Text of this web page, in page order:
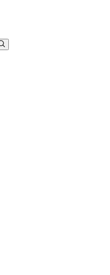
Search